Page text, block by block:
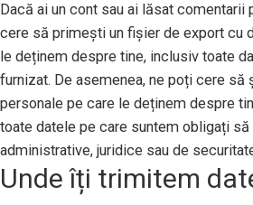
Dacă ai un cont sau ai lăsat
cere să primești un fișier de export cu
le deținem despre tine, inclusiv toate
furnizat. De asemenea, ne poți cere să
personale pe care le deținem despre
toate datele pe care suntem obligați
administrative, juridice sau de
Unde îți trimitem